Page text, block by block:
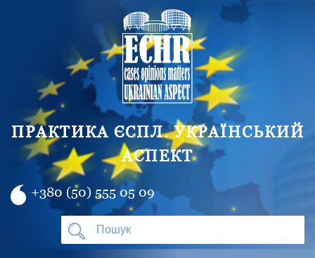
ПРАКТИКА ЄСПЛ. УКРАЇНСЬКИЙ
АСПЕКТ
+380 (50) 555 05 09